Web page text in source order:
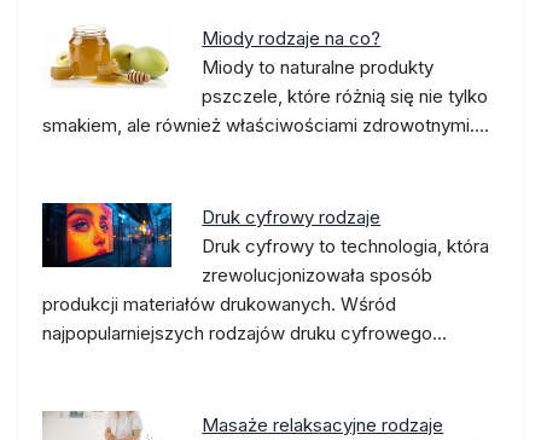
Miody rodzaje na co?
Miody to naturalne produkty
pszczele, które różnią się nie tylko
smakiem, ale również właściwościami zdrowotnymi.…
Druk cyfrowy rodzaje
Druk cyfrowy to technologia, która
zrewolucjonizowała sposób
produkcji materiałów drukowanych. Wśród
najpopularniejszych rodzajów druku cyfrowego…
Masaże relaksacyjne rodzaje